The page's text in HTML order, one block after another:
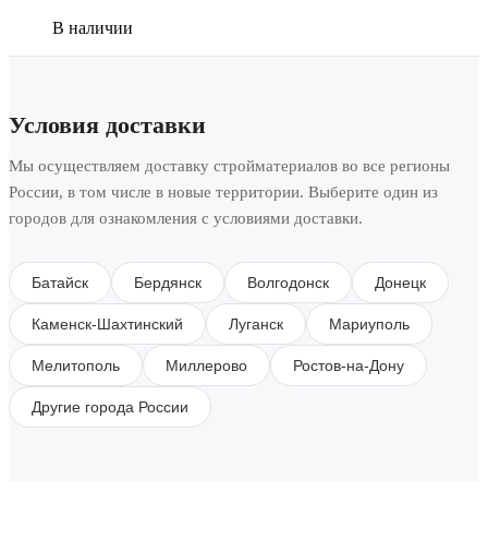
В наличии
Условия доставки
Мы осуществляем доставку стройматериалов во все регионы
России, в том числе в новые территории. Выберите один из
городов для ознакомления с условиями доставки.
Батайск Бердянск Волгодонск Донецк
Каменск-Шахтинский Луганск Мариуполь
Мелитополь Миллерово Ростов-на-Дону
Другие города России